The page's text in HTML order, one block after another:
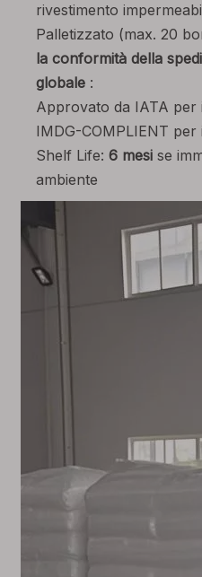
rivestimento
Palletizzato (max. 20
la conformità della
globale :
Approvato da IATA
IMDG-COMPLIENT
Shelf Life: 6 mesi se
ambiente